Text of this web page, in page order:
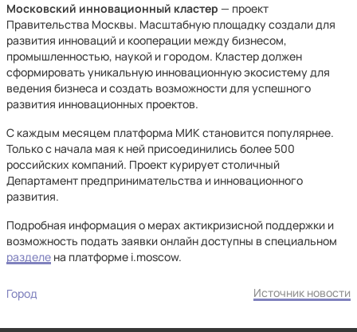
Московский инновационный кластер — проект
Правительства Москвы. Масштабную площадку создали для
развития инноваций и кооперации между бизнесом,
промышленностью, наукой и городом. Кластер должен
сформировать уникальную инновационную экосистему для
ведения бизнеса и создать возможности для успешного
развития инновационных проектов.
С каждым месяцем платформа МИК становится популярнее.
Только с начала мая к ней присоединились более 500
российских компаний. Проект курирует столичный
Департамент предпринимательства и инновационного
развития.
Подробная информация о мерах актикризисной поддержки и
возможность подать заявки онлайн доступны в специальном
разделе на платформе i.moscow.
Город Источник новости